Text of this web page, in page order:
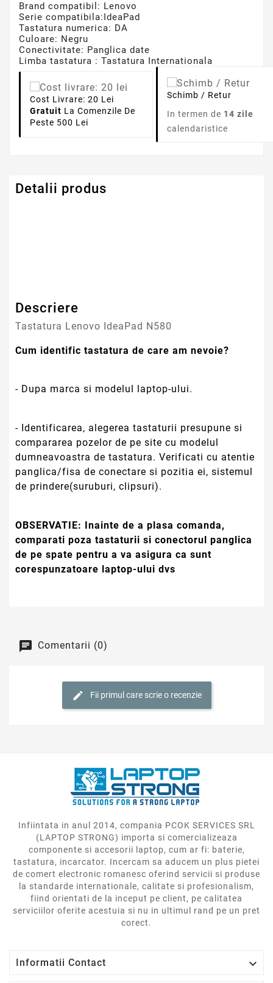
Brand compatibil: Lenovo
Serie compatibila:IdeaPad
Tastatura numerica: DA
Culoare: Negru
Conectivitate: Panglica date
Limba tastatura : Tastatura Internationala
Cost Livrare: 20 Lei
Gratuit La Comenzile De
Peste 500 Lei
Schimb / Retur
In termen de 14 zile
calendaristice
Detalii produs
Descriere
Tastatura Lenovo IdeaPad N580
Cum identific tastatura de care am nevoie?
- Dupa marca si modelul laptop-ului.
- Identificarea, alegerea tastaturii presupune si
compararea pozelor de pe site cu modelul
dumneavoastra de tastatura. Verificati cu atentie
panglica/fisa de conectare si pozitia ei, sistemul
de prindere(suruburi, clipsuri).
OBSERVATIE: Inainte de a plasa comanda,
comparati poza tastaturii si conectorul panglica
de pe spate pentru a va asigura ca sunt
corespunzatoare laptop-ului dvs
Comentarii (0)
Fii primul care scrie o recenzie
Infiintata in anul 2014, compania PCOK SERVICES SRL
(LAPTOP STRONG) importa si comercializeaza
componente si accesorii laptop, cum ar fi: baterie,
tastatura, incarcator. Incercam sa aducem un plus pietei
de comert electronic romanesc oferind servicii si produse
la standarde internationale, calitate si profesionalism,
fiind orientati de la inceput pe client, pe calitatea
serviciilor oferite acestuia si nu in ultimul rand pe un pret
corect.
Informatii Contact 